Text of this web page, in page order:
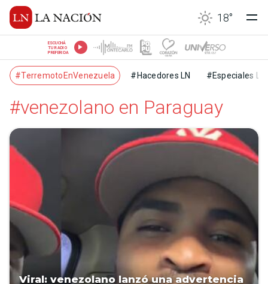
18°
ESCUCHÁ
TU RADIO
PREFERIDA
#TerremotoEnVenezuela #Hacedores LN #Especiales LN
#venezolano en Paraguay
Viral: venezolano lanzó una advertencia